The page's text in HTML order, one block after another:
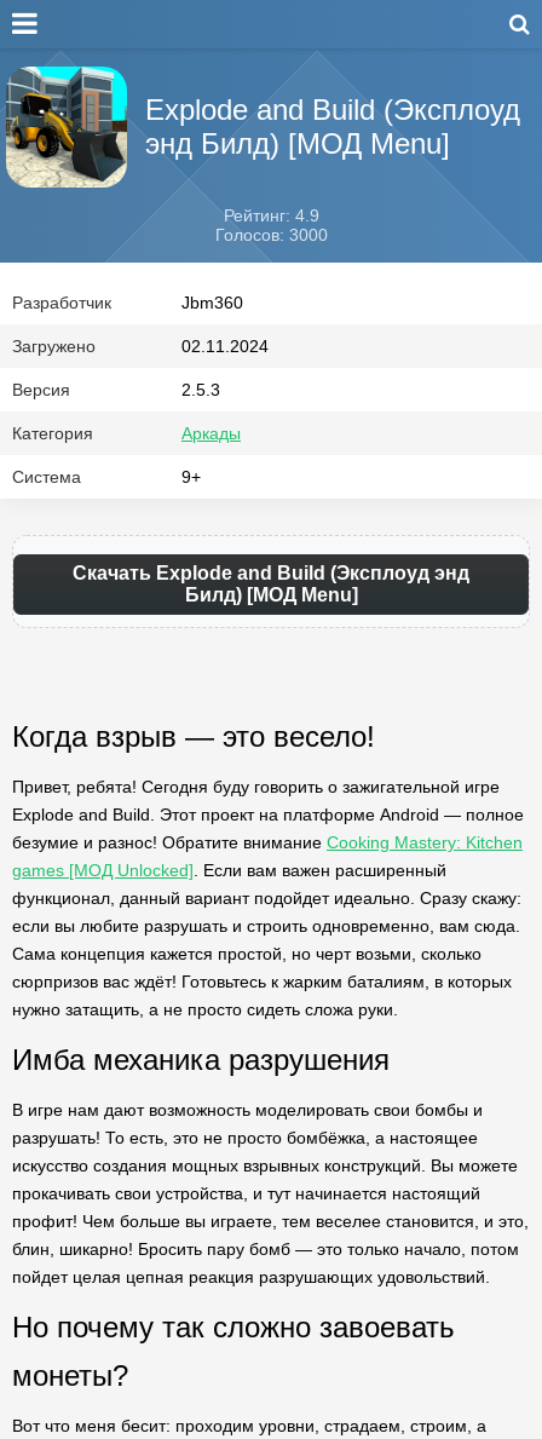
Explode and Build (Эксплоуд
энд Билд) [МОД Menu]
Рейтинг: 4.9
Голосов: 3000
Разработчик Jbm360
Загружено 02.11.2024
Версия 2.5.3
Категория Аркады
Система 9+
Скачать Explode and Build (Эксплоуд энд
Билд) [МОД Menu]
Когда взрыв — это весело!
Привет, ребята! Сегодня буду говорить о зажигательной игре
Explode and Build. Этот проект на платформе Android — полное
безумие и разнос! Обратите внимание Cooking Mastery: Kitchen
games [МОД Unlocked] . Если вам важен расширенный
функционал, данный вариант подойдет идеально. Сразу скажу:
если вы любите разрушать и строить одновременно, вам сюда.
Сама концепция кажется простой, но черт возьми, сколько
сюрпризов вас ждёт! Готовьтесь к жарким баталиям, в которых
нужно затащить, а не просто сидеть сложа руки.
Имба механика разрушения
В игре нам дают возможность моделировать свои бомбы и
разрушать! То есть, это не просто бомбёжка, а настоящее
искусство создания мощных взрывных конструкций. Вы можете
прокачивать свои устройства, и тут начинается настоящий
профит! Чем больше вы играете, тем веселее становится, и это,
блин, шикарно! Бросить пару бомб — это только начало, потом
пойдет целая цепная реакция разрушающих удовольствий.
Но почему так сложно завоевать
монеты?
Вот что меня бесит: проходим уровни, страдаем, строим, а